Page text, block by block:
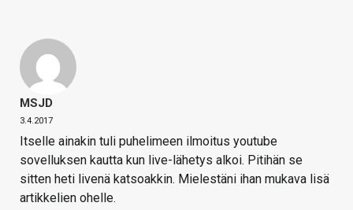
MSJD
3.4.2017
Itselle ainakin tuli puhelimeen ilmoitus youtube
sovelluksen kautta kun live-lähetys alkoi. Pitihän se
sitten heti livenä katsoakkin. Mielestäni ihan mukava lisä
artikkelien ohelle.